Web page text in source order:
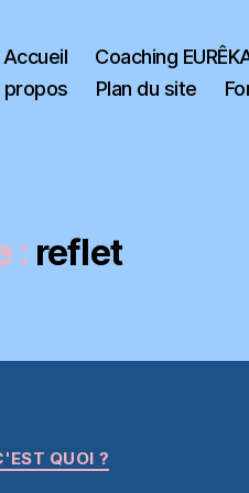
Accueil Coaching
propos
Plan du site
: reflet
QUOI ?